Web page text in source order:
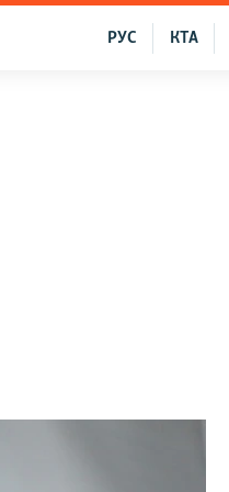
КТА
РУС